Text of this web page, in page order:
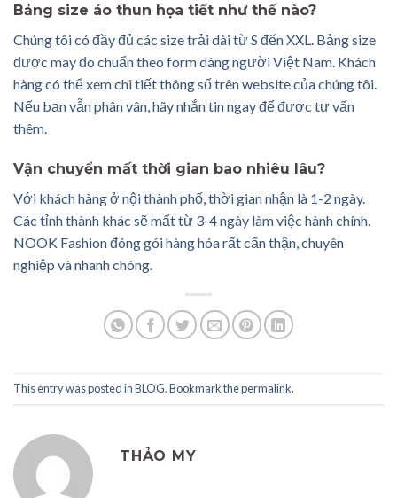
Bảng size áo thun họa tiết như thế nào?
Chúng tôi có đầy đủ các size trải dài từ S đến XXL. Bảng size
được may đo chuẩn theo form dáng người Việt Nam. Khách
hàng có thể xem chi tiết thông số trên website của chúng tôi.
Nếu bạn vẫn phân vân, hãy nhắn tin ngay để được tư vấn
thêm.
Vận chuyển mất thời gian bao nhiêu lâu?
Với khách hàng ở nội thành phố, thời gian nhận là 1-2 ngày.
Các tỉnh thành khác sẽ mất từ 3-4 ngày làm việc hành chính.
NOOK Fashion đóng gói hàng hóa rất cẩn thận, chuyên
nghiệp và nhanh chóng.
This entry was posted inBLOG. Bookmark thepermalink.
THẢO MY